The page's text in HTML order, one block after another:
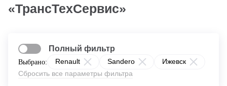
«ТрансТехСервис»
Выбрано: Renault Sandero
Ижевск
Сбросить все параметры фильтра
Полный фильтр